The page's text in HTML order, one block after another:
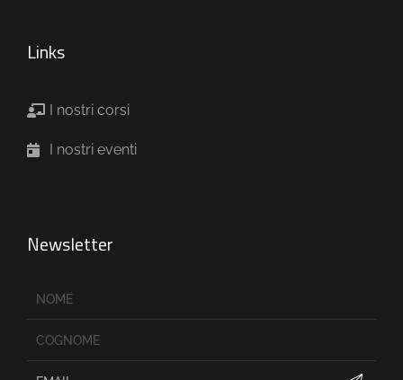
Links
I nostri corsi
I nostri eventi
Newsletter